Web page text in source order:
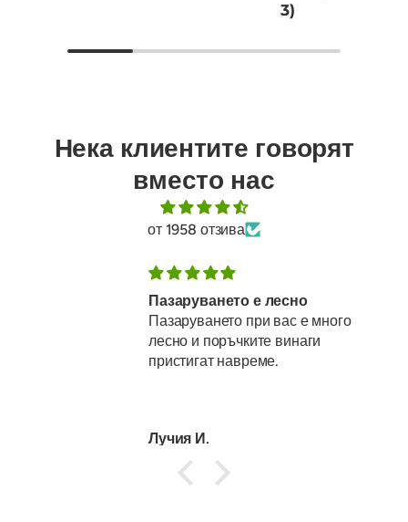
3)
Нека клиентите говорят
вместо нас
от 1958 отзива
Пазаруването е лесно
Пазаруването при вас е много
лесно и поръчките винаги
пристигат навреме.
Лучия И.